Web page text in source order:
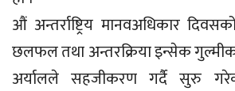
औं अन्तर्राष्ट्रिय मानवअधिकार
छलफल तथा अन्तरक्रिया इन्सेक
अर्यालले सहजीकरण गर्दै सुरु